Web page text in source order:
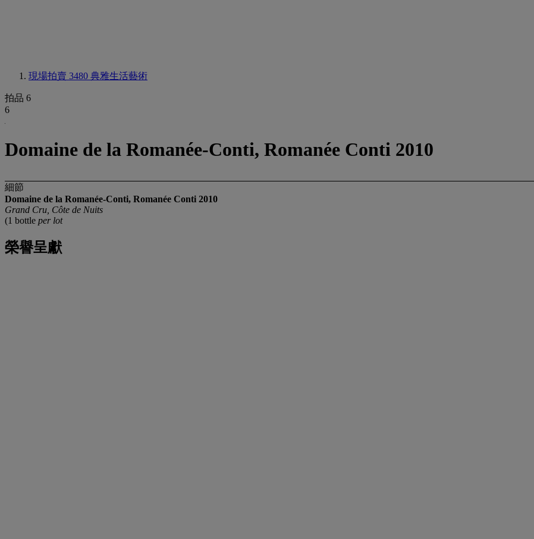
現場拍賣 3480 典雅生活藝術
拍品 6
6
Domaine de la Romanée-Conti, Romanée Conti 2010
細節
Domaine de la Romanée-Conti, Romanée Conti 2010
Grand Cru, Côte de Nuits
(1 bottle per lot
榮譽呈獻